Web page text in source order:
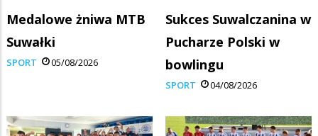
Medalowe żniwa MTB
Suwałki
SPORT 05/08/2026
Sukces Suwalczanina w
Pucharze Polski w
bowlingu
SPORT 04/08/2026